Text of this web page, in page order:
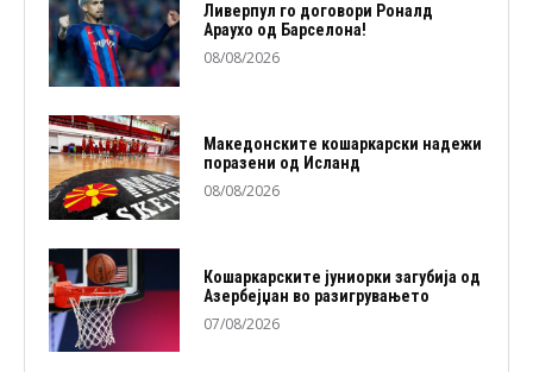
Ливерпул го договори Роналд
Араухо од Барселона!
08/08/2026
Македонските кошаркарски надежи
поразени од Исланд
08/08/2026
Кошаркарските јуниорки загубија од
Азербејџан во разигрувањето
07/08/2026